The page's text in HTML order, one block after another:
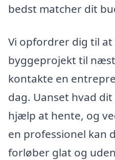
bedst matcher dit
Vi opfordrer dig til
byggeprojekt til
kontakte en
dag. Uanset hvad
hjælp at hente, og
en professionel kan
forløber glat og